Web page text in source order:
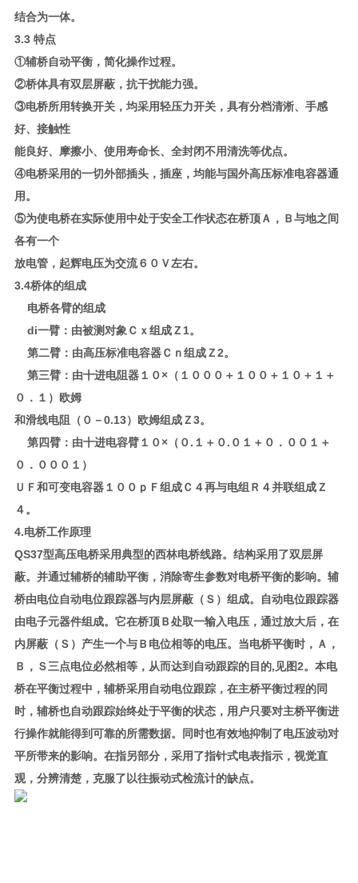
结合为一体。
3.3 特点
①辅桥自动平衡，简化操作过程。
②桥体具有双层屏蔽，抗干扰能力强。
③电桥所用转换开关，均采用轻压力开关，具有分档清淅、手感
好、接触性
能良好、摩擦小、使用寿命长、全封闭不用清洗等优点。
④电桥采用的一切外部插头，插座，均能与国外高压标准电容器通
用。
⑤为使电桥在实际使用中处于安全工作状态在桥顶Ａ，Ｂ与地之间
各有一个
放电管，起辉电压为交流６０Ｖ左右。
3.4桥体的组成
电桥各臂的组成
di一臂：由被测对象Ｃｘ组成Ｚ1。
第二臂：由高压标准电容器Ｃｎ组成Ｚ2。
第三臂：由十进电阻器１０×（１０００＋１００＋１０＋１＋
０．１）欧姆
和滑线电阻（０－0.13）欧姆组成Ｚ3。
第四臂：由十进电容臂１０×（０.１＋０.０１＋０．００１＋
０．０００１）
ＵＦ和可变电容器１００ｐＦ组成Ｃ４再与电组Ｒ４并联组成Ｚ
４。
4.电桥工作原理
QS37型高压电桥采用典型的西林电桥线路。结构采用了双层屏
蔽。并通过辅桥的辅助平衡，消除寄生参数对电桥平衡的影响。辅
桥由电位自动电位跟踪器与内层屏蔽（Ｓ）组成。自动电位跟踪器
由电子元器件组成。它在桥顶Ｂ处取一输入电压，通过放大后，在
内屏蔽（Ｓ）产生一个与Ｂ电位相等的电压。当电桥平衡时，Ａ，
Ｂ，Ｓ三点电位必然相等，从而达到自动跟踪的目的,见图2。本电
桥在平衡过程中，辅桥采用自动电位跟踪，在主桥平衡过程的同
时，辅桥也自动跟踪始终处于平衡的状态，用户只要对主桥平衡进
行操作就能得到可靠的所需数据。同时也有效地抑制了电压波动对
平所带来的影响。在指另部分，采用了指针式电表指示，视觉直
观，分辨清楚，克服了以往振动式检流计的缺点。